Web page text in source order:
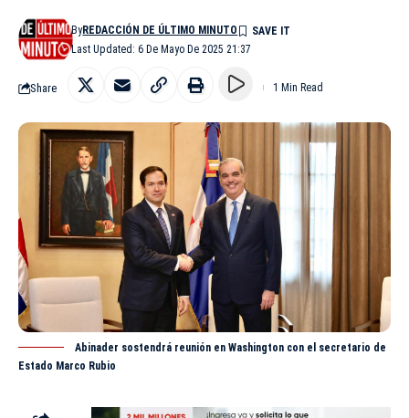
Last Updated: 6 De Mayo De 2025 21:37
ByREDACCIÓN DE ÚLTIMO MINUTO
Share 1 Min Read
Abinader sostendrá reunión en Washington con el secretario de
Estado Marco Rubio